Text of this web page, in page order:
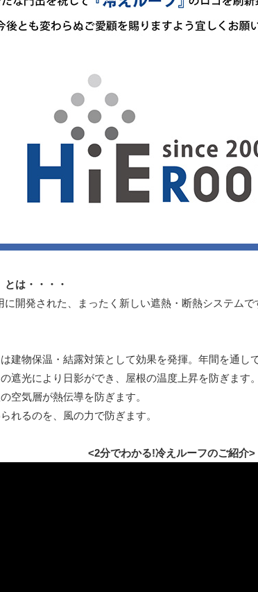
とは・・・・
に開発された、まったく新しい遮熱・断熱システムで
建物保温・結露対策として効果を発揮。年間を通し
遮光により日影ができ、屋根の温度上昇を防ぎます。
空気層が熱伝導を防ぎます。
れるのを、風の力で防ぎます。
<2分でわかる!冷えルーフのご紹介>